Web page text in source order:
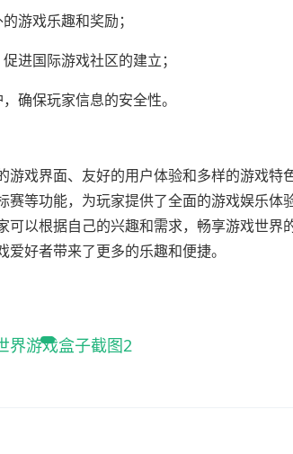
游戏乐趣和奖励；
进国际游戏社区的建立；
确保玩家信息的安全性。
戏界面、友好的用户体验和多样的游戏特
等功能，为玩家提供了全面的游戏娱乐体
以根据自己的兴趣和需求，畅享游戏世界
好者带来了更多的乐趣和便捷。